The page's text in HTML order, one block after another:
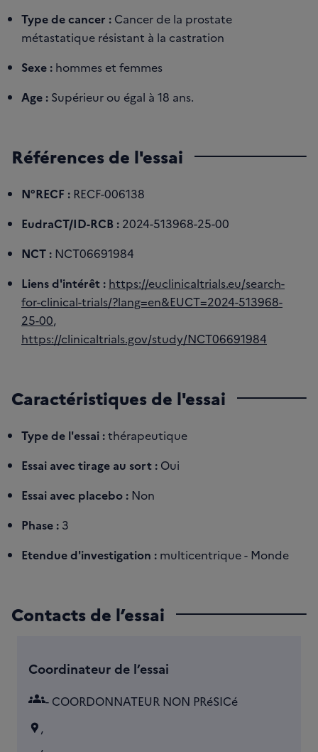
Type de cancer : Cancer de la prostate
métastatique résistant à la castration
Sexe : hommes et femmes
Age : Supérieur ou égal à 18 ans.
Références de l'essai
N°RECF : RECF-006138
EudraCT/ID-RCB : 2024-513968-25-00
NCT : NCT06691984
Liens d'intérêt : https://euclinicaltrials.eu/search-
for-clinical-trials/?lang=en&EUCT=2024-513968-
25-00,
https://clinicaltrials.gov/study/NCT06691984
Caractéristiques de l'essai
Type de l'essai :thérapeutique
Essai avec tirage au sort : Oui
Essai avec placebo : Non
Phase : 3
Etendue d'investigation : multicentrique - Monde
Contacts de l’essai
Coordinateur de l’essai
groups- COORDONNATEUR NON PRéSICé
,
,